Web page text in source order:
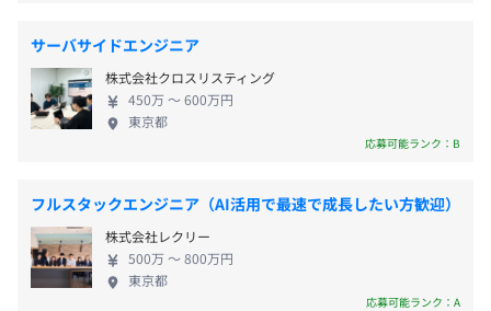
研修受講などのリクエストも受け付けますのでご相談くだ
さい。
社内では技術講習会を開催しており、参加して学びを深め
ることも可能です。
技術講習会の講師を担当した社員にはインセンティブを支
※毎年支給実績有
東京都情報サービス産業健康保険組合加入
社会保険完備（健康保険・厚生年金加入・雇用保険・労災
サーバサイドエンジニア
株式会社クロスリスティング
450万 〜 600万円
東京都
応募可能ランク：B
フルスタックエンジニア（AI活用で最速で成長したい方歓迎）
株式会社レクリー
500万 〜 800万円
東京都
応募可能ランク：A